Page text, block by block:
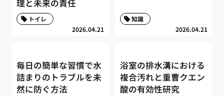
理と未来の責任
2026.04.21
トイレ
2026.04.21
知識
毎日の簡単な習慣で水
詰まりのトラブルを未
然に防ぐ方法
浴室の排水溝における
複合汚れと重曹クエン
酸の有効性研究